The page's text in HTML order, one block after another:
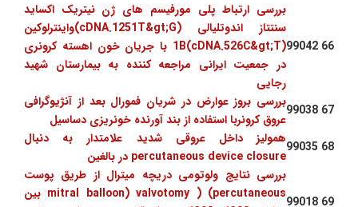
66
99042
بررسی ارتباط پلی مورفیسم های ژن نیتریک اکساید
سنتتاز اندوتلیالی (cDNA.1251T&gt;G)واینترلوکین
1B(cDNA.526C&gt;T) با جریان خون اهسته کرونری
در جمعیت ایرانی مراجعه کننده به بیمارستان شهید
رجایی
67
99038بررسی بروز عوارض در شریان فمورال بعد از آنژیوگرافی
عروق کرونربا استفاده از بند آورنده خونریزی دساسیل
68
99035همولیز داخل عروقی شدید علامتدار به دنبال
percutaneous device closure در بالغین
69
99018
بررسی نتایج ولوتومی دریچه میترال از طریق پوست
mitral balloon) valvotomy ) (percutaneous بین